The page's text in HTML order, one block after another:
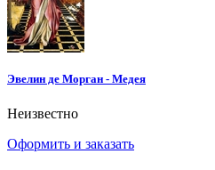
Эвелин де Морган - Медея
Неизвестно
Оформить и заказать